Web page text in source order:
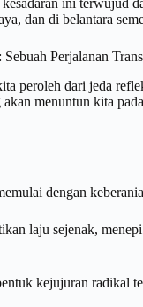
ini terwujud
dan di belantara
Perjalanan
peroleh dari jeda
menuntun kita
dengan
laju sejenak,
kejujuran radikal